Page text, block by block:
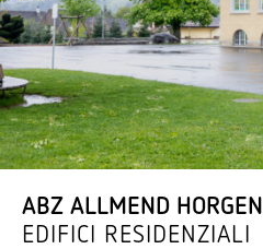
ABZ ALLMEND HORGEN
EDIFICI RESIDENZIALI